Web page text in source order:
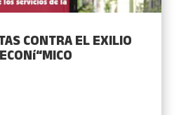
CONTRA EL EXILIO
ECONí“MICO